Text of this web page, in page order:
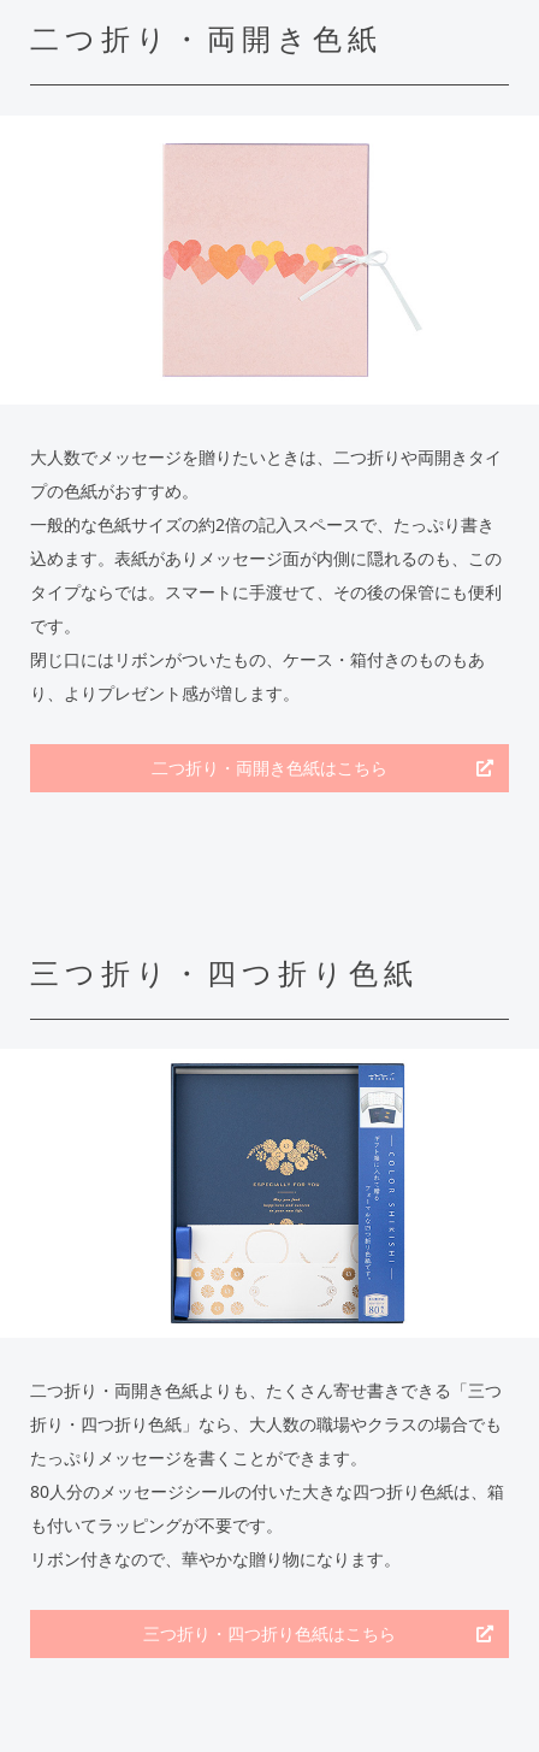
二つ折り・両開き色紙
大人数でメッセージを贈りたいときは、二つ折りや両開きタイ
プの色紙がおすすめ。
一般的な色紙サイズの約2倍の記入スペースで、たっぷり書き
込めます。表紙がありメッセージ面が内側に隠れるのも、この
タイプならでは。スマートに手渡せて、その後の保管にも便利
です。
閉じ口にはリボンがついたもの、ケース・箱付きのものもあ
り、よりプレゼント感が増します。
二つ折り・両開き色紙はこちら
三つ折り・四つ折り色紙
二つ折り・両開き色紙よりも、たくさん寄せ書きできる「三つ
折り・四つ折り色紙」なら、大人数の職場やクラスの場合でも
たっぷりメッセージを書くことができます。
80人分のメッセージシールの付いた大きな四つ折り色紙は、箱
も付いてラッピングが不要です。
リボン付きなので、華やかな贈り物になります。
三つ折り・四つ折り色紙はこちら